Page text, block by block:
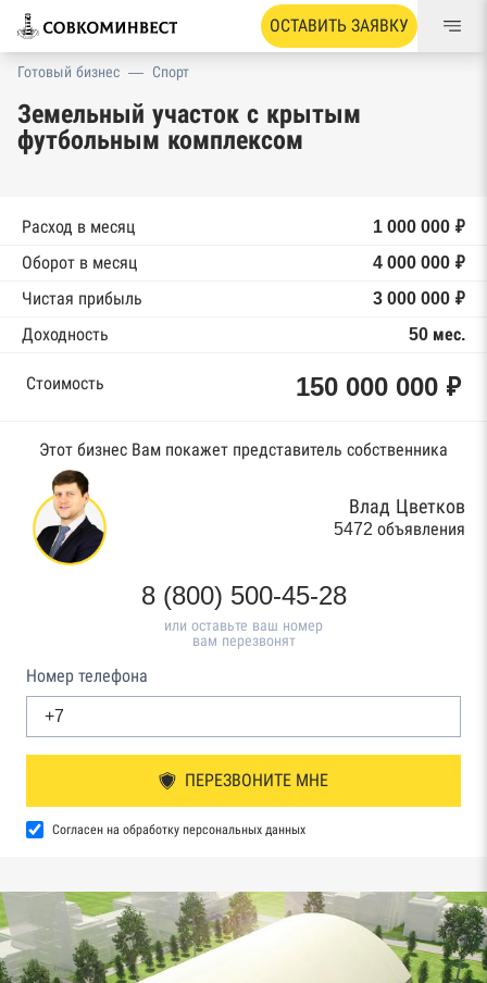
ОСТАВИТЬ ЗАЯВКУ
Готовый бизнес — Спорт
Земельный участок с крытым
футбольным комплексом
Расход в месяц
1 000 000 ₽
Оборот в месяц
4 000 000 ₽
Чистая прибыль
3 000 000 ₽
Доходность
50 мес.
Стоимость 150 000 000 ₽
Этот бизнес Вам покажет представитель собственника
Влад Цветков
5472 объявления
8 (800) 500-45-28
или оставьте ваш номер
вам перезвонят
Номер телефона
ПЕРЕЗВОНИТЕ МНЕ
Согласен на обработку персональных данных